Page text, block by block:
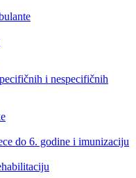
i nespecifičnih
do 6. godine i imunizaciju